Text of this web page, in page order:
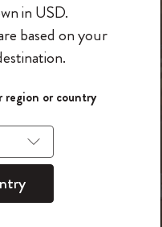
保存する
サン
示1
ようこそ
、コード
力すると、初
無料になり
レット品は
in USD.
based on your
or country